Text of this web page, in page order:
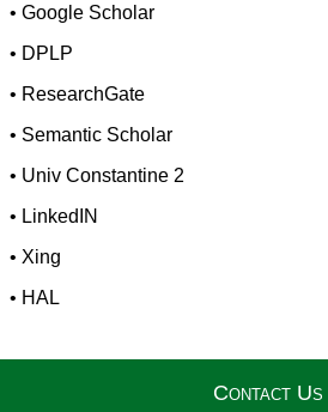
• Google Scholar
• DPLP
• ResearchGate
• Semantic Scholar
• Univ Constantine 2
• LinkedIN
• Xing
• HAL
Contact Us